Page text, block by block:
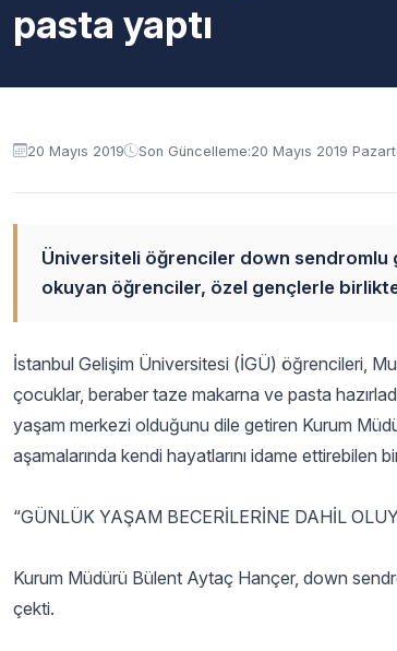
pasta yaptı
20 Mayıs 2019 Son Güncelleme:20 Mayıs 2019
Üniversiteli öğrenciler down
okuyan öğrenciler, özel gençlerle
İstanbul Gelişim Üniversitesi (İGÜ) öğrencileri,
çocuklar, beraber taze makarna ve pasta
yaşam merkezi olduğunu dile getiren Kurum
aşamalarında kendi hayatlarını idame ettirebilen
“GÜNLÜK YAŞAM BECERİLERİNE DAHİL
Kurum Müdürü Bülent Aytaç Hançer, down
çekti.